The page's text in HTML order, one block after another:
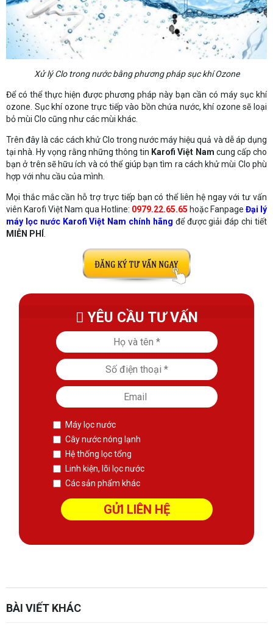
Xử lý Clo trong nước bằng phương pháp sục khí Ozone
Để có thể thực hiện được phương pháp này bạn cần có máy sục khí
ozone. Sục khí ozone trực tiếp vào bồn chứa nước, khí ozone sẽ loại
bỏ mùi Clo cũng như các mùi khác.
Trên đây là các cách khử Clo trong nước máy hiệu quả và dễ áp dụng
tại nhà. Hy vọng rằng những thông tin Karofi Việt Nam cung cấp cho
bạn ở trên sẽ hữu ích và có thể giúp bạn tìm ra cách khử mùi Clo phù
hợp với nhu cầu của mình.
Mọi thắc mắc cần hỗ trợ trực tiếp bạn có thể liên hệ ngay với tư vấn
viên Karofi Việt Nam qua Hotline: 0979.22.65.65 hoặc Fanpage Đại lý
máy lọc nước Karofi Việt Nam chính hãng để được giải đáp chi tiết
MIỄN PHÍ .
YÊU CẦU TƯ VẤN
Máy lọc nước
Cây nước nóng lạnh
Hệ thống lọc tổng
Linh kiện, lõi lọc nước
Các sản phẩm khác
BÀI VIẾT KHÁC